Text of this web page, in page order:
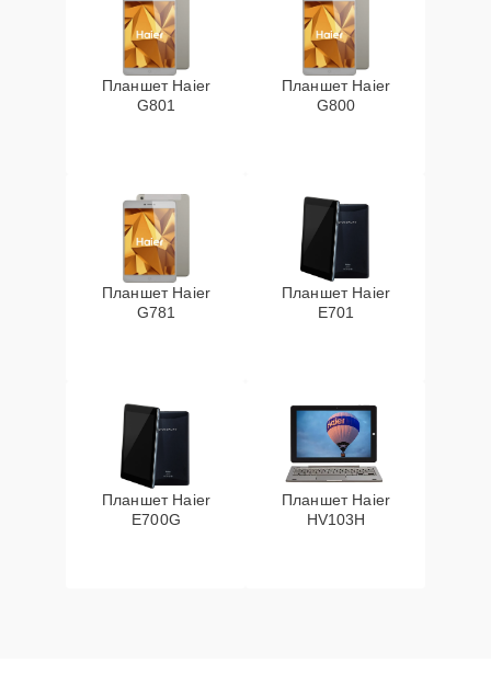
Планшет Haier
G801
Планшет Haier
G800
Планшет Haier
G781
Планшет Haier
E701
Планшет Haier
E700G
Планшет Haier
HV103H